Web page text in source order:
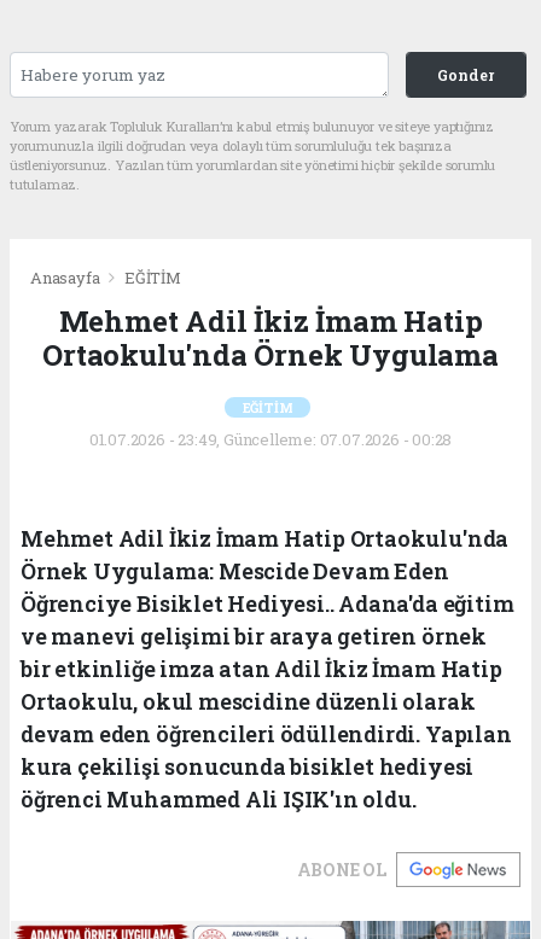
Gonder
Yorum yazarak Topluluk Kuralları’nı kabul etmiş bulunuyor ve siteye yaptığınız
yorumunuzla ilgili doğrudan veya dolaylı tüm sorumluluğu tek başınıza
üstleniyorsunuz. Yazılan tüm yorumlardan site yönetimi hiçbir şekilde sorumlu
tutulamaz.
Anasayfa EĞİTİM
Mehmet Adil İkiz İmam Hatip
Ortaokulu'nda Örnek Uygulama
EĞİTİM
01.07.2026 - 23:49, Güncelleme: 07.07.2026 - 00:28
Mehmet Adil İkiz İmam Hatip Ortaokulu'nda
Örnek Uygulama: Mescide Devam Eden
Öğrenciye Bisiklet Hediyesi.. Adana'da eğitim
ve manevi gelişimi bir araya getiren örnek
bir etkinliğe imza atan Adil İkiz İmam Hatip
Ortaokulu, okul mescidine düzenli olarak
devam eden öğrencileri ödüllendirdi. Yapılan
kura çekilişi sonucunda bisiklet hediyesi
öğrenci Muhammed Ali IŞIK'ın oldu.
ABONE OL